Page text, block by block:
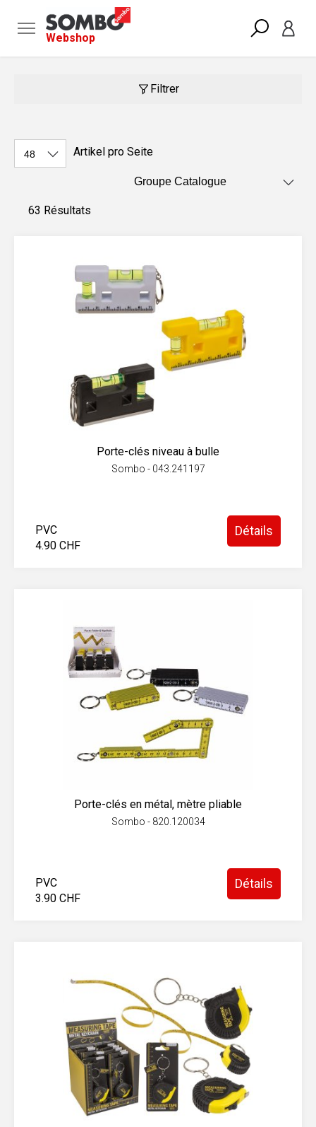
Webshop
Filtrer
Artikel pro Seite
63 Résultats
Porte-clés niveau à bulle
Sombo - 043.241197
PVC
4.90 CHF
Détails
Porte-clés en métal, mètre pliable
Sombo - 820.120034
PVC
3.90 CHF
Détails